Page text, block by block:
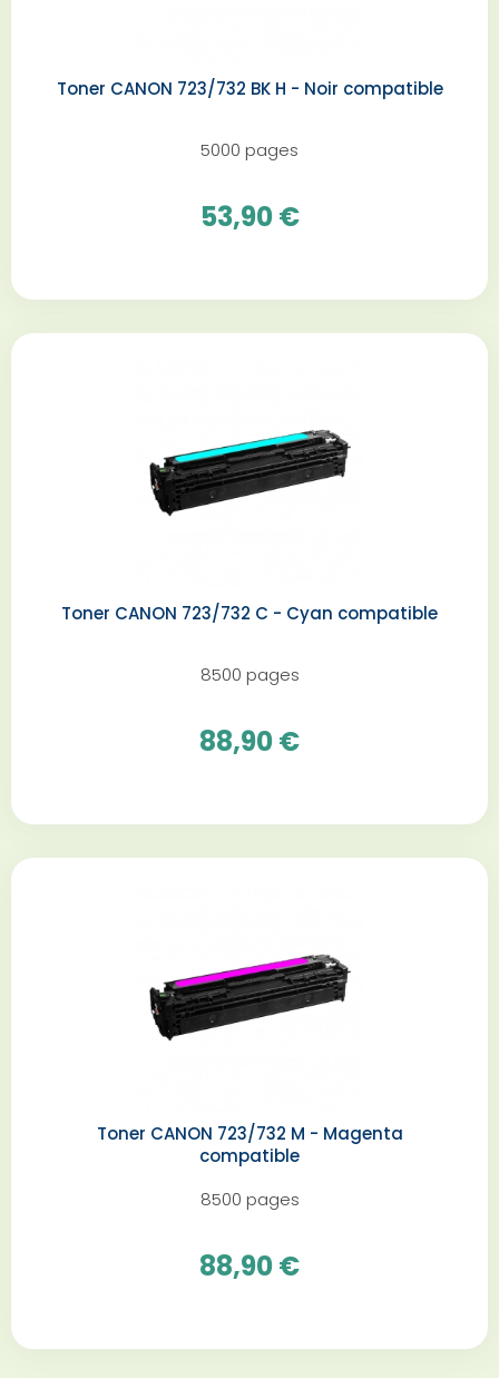
Toner CANON 723/732 BK H - Noir compatible
5000 pages
53,90 €
Toner CANON 723/732 C - Cyan compatible
8500 pages
88,90 €
Toner CANON 723/732 M - Magenta
compatible
8500 pages
88,90 €